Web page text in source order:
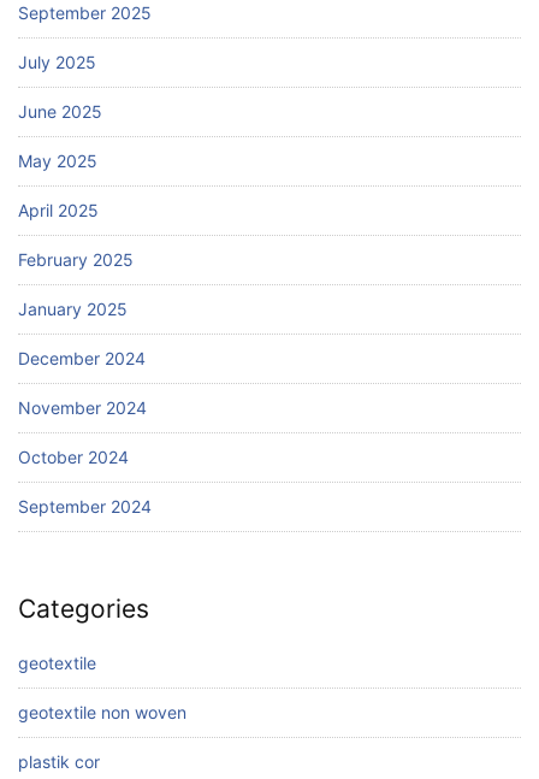
September 2025
July 2025
June 2025
May 2025
April 2025
February 2025
January 2025
December 2024
November 2024
October 2024
September 2024
Categories
geotextile
geotextile non woven
plastik cor